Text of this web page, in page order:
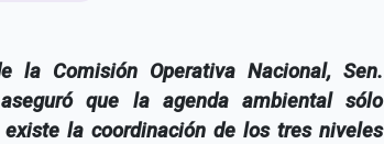
la Comisión Operativa Nacional, Sen.
que la agenda ambiental sólo
la coordinación de los tres niveles